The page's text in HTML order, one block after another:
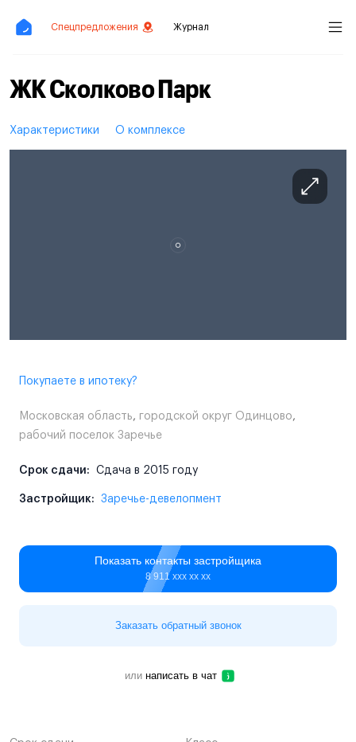
Спецпредложения Журнал
ЖК Сколково Парк
Характеристики О комплексе
Покупаете в ипотеку?
Московская область, городской округ Одинцово,
рабочий поселок Заречье
Срок сдачи: Сдача в 2015 году
Застройщик: Заречье-девелопмент
Показать контакты застройщика
8 911 ххх хх хх
Заказать обратный звонок
или написать в чат